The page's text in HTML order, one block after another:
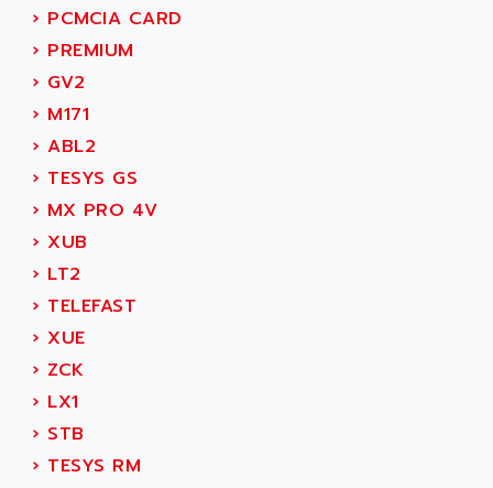
MOVITRAC
LEXIUM
SERVODYN
SE50
LTD12
MDLA
MDLS
ACM
AC FEED MOTOR
ADETEC
ADISCOM
ADL
ADL EUROTECH
ADLEE POWERTRONIC
ADLINK
ADLINK TECHNOLOGY
ADMV
ADVANCE
› PCMCIA CARD
› PREMIUM
› GV2
› M171
› ABL2
› TESYS GS
› MX PRO 4V
› XUB
› LT2
› TELEFAST
› XUE
› ZCK
› LX1
› STB
› TESYS RM